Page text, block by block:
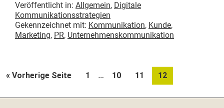
Veröffentlicht in: Allgemein, Digitale
Kommunikationsstrategien
Gekennzeichnet mit: Kommunikation, Kunde,
Marketing, PR, Unternehmenskommunikation
« Vorherige Seiteaufrufen
Seite
1
Weggelassene
Zwischenseiten
… Seite
10 Seite
11 Seite
12